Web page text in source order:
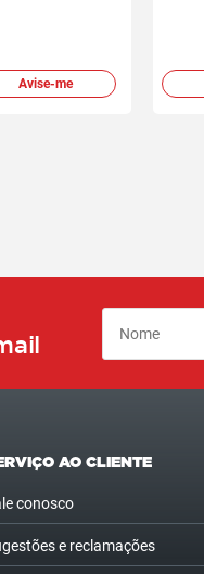
Avise-me
AO CLIENTE
conosco
e reclamações